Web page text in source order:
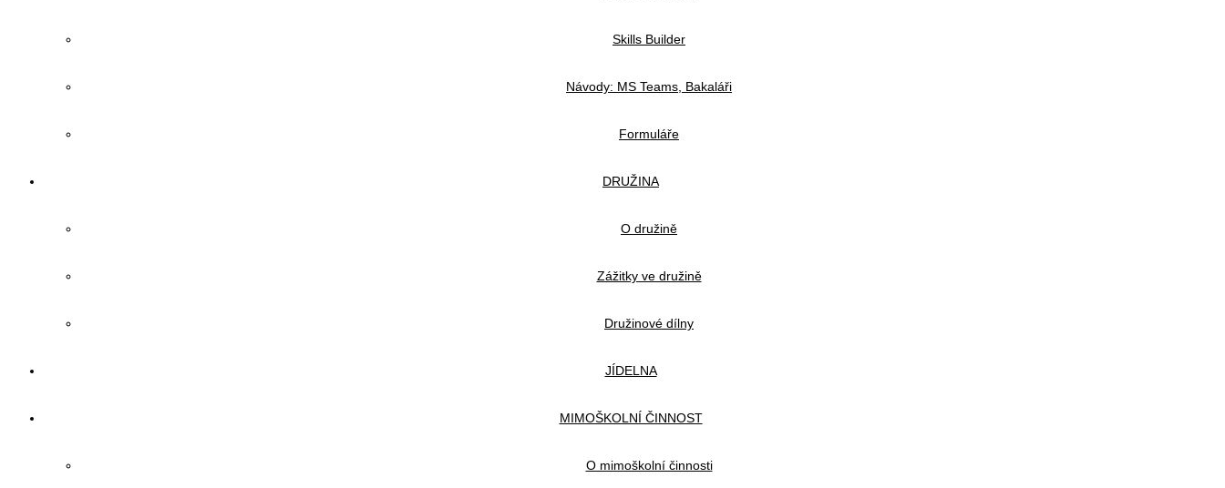
Skills Builder
Návody: MS Teams, Bakaláři
Formuláře
DRUŽINA
O družině
Zážitky ve družině
Družinové dílny
JÍDELNA
MIMOŠKOLNÍ ČINNOST
O mimoškolní činnosti